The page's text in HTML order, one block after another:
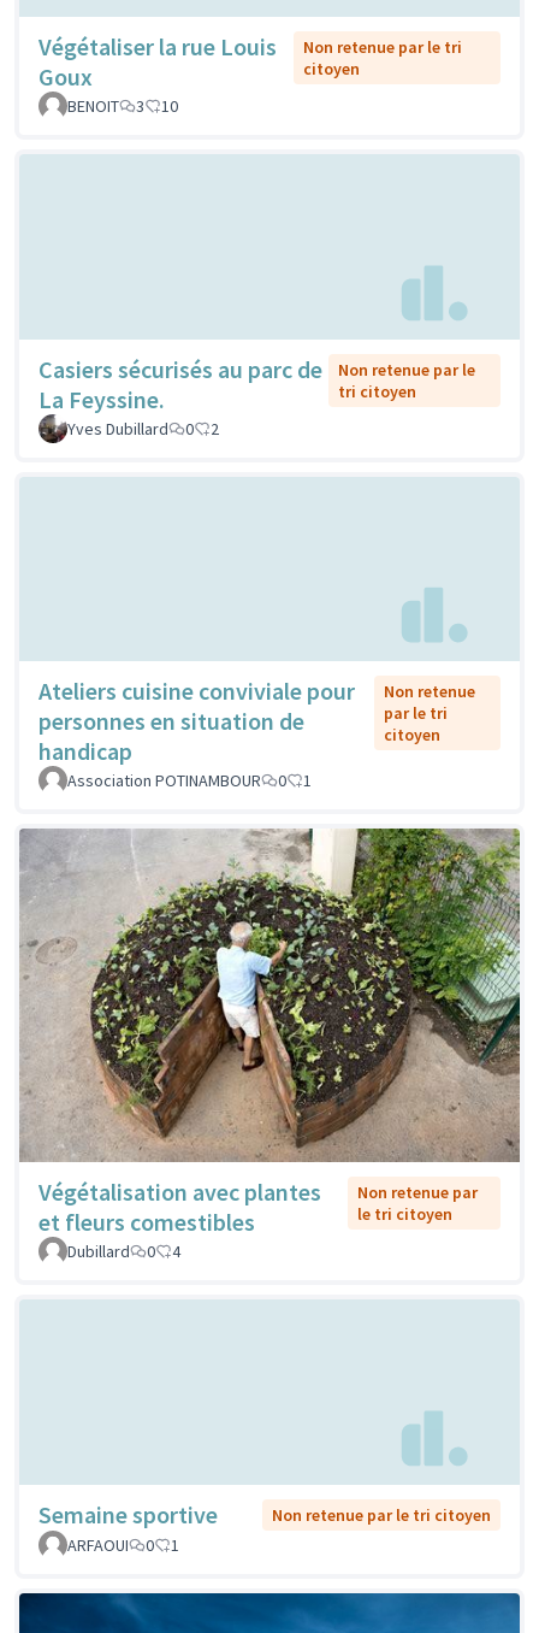
Végétaliser la rue Louis
Goux
Non retenue par le tri
citoyen
BENOIT
3 10
Casiers sécurisés au parc de
La Feyssine.
Non retenue par le
tri citoyen
Yves Dubillard
0 2
Ateliers cuisine conviviale pour
personnes en situation de
handicap
Non retenue
par le tri
citoyen
Association POTINAMBOUR 0 1
Végétalisation avec plantes
et fleurs comestibles
Non retenue par
le tri citoyen
Dubillard
0 4
Semaine sportive
Non retenue par le tri citoyen
ARFAOUI
0 1